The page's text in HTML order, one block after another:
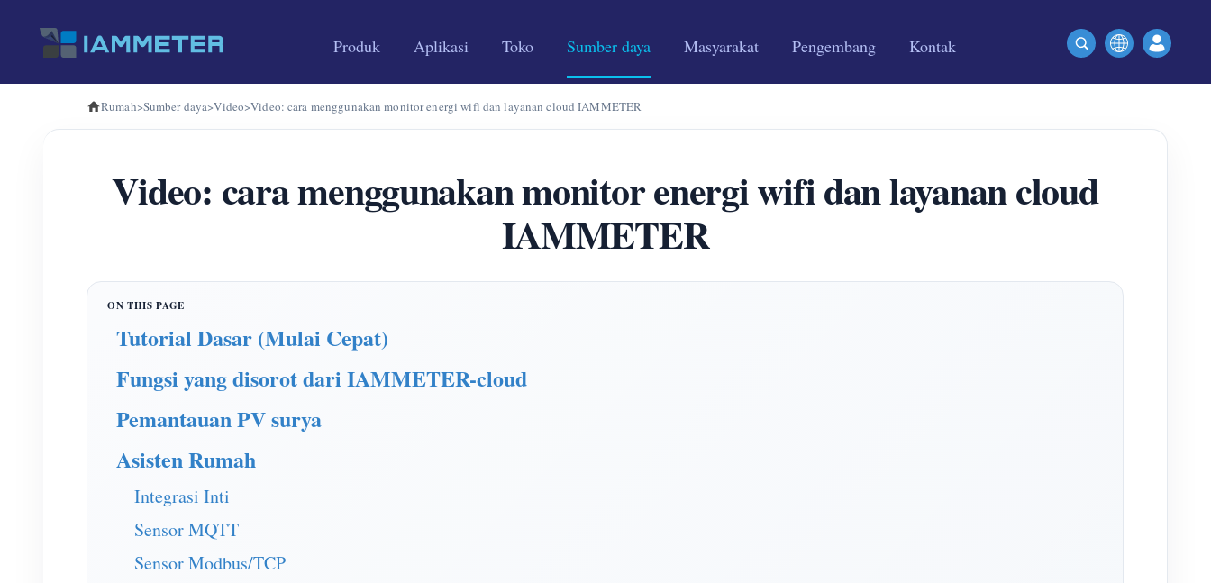
Produk Aplikasi Toko Sumber daya Masyarakat Pengembang Kontak
Rumah>Sumber daya>Video>Video: cara menggunakan monitor energi wifi dan layanan cloud IAMMETER
Video: cara menggunakan monitor energi wifi dan layanan cloud
IAMMETER
Tutorial Dasar (Mulai Cepat)
Fungsi yang disorot dari IAMMETER-cloud
Pemantauan PV surya
Asisten Rumah
Integrasi Inti
Sensor MQTT
Sensor Modbus/TCP